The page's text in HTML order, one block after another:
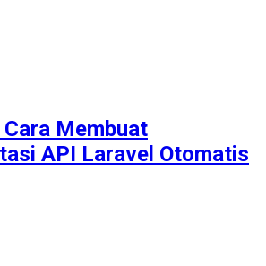
Membuat
API Laravel Otomatis